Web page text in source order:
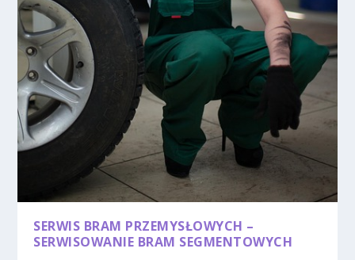
SERWIS BRAM PRZEMYSŁOWYCH –
SERWISOWANIE BRAM SEGMENTOWYCH